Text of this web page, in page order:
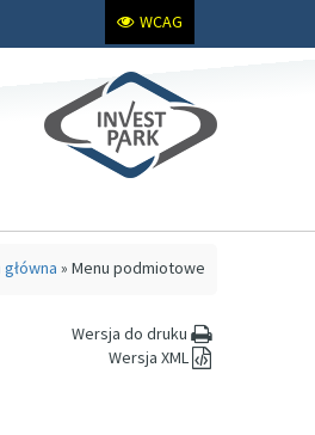
WCAG
» Menu podmiotowe
Wersja do druku
Wersja XML